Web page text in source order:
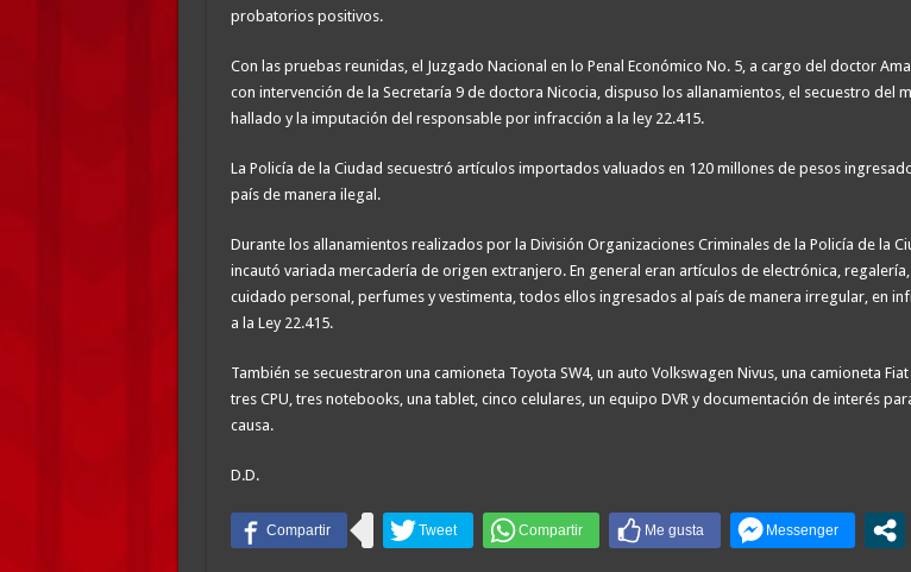
probatorios positivos.
Con las pruebas reunidas, el Juzgado Nacional en lo Penal Económico No. 5, a cargo del doctor
con intervención de la Secretaría 9 de doctora Nicocia, dispuso los allanamientos, el secuestro del
hallado y la imputación del responsable por infracción a la ley 22.415.
La Policía de la Ciudad secuestró artículos importados valuados en 120 millones de pesos
país de manera ilegal.
Durante los allanamientos realizados por la División Organizaciones Criminales de la Policía de la
incautó variada mercadería de origen extranjero. En general eran artículos de electrónica,
cuidado personal, perfumes y vestimenta, todos ellos ingresados al país de manera irregular, en
a la Ley 22.415.
También se secuestraron una camioneta Toyota SW4, un auto Volkswagen Nivus, una camioneta
tres CPU, tres notebooks, una tablet, cinco celulares, un equipo DVR y documentación de interés
causa.
D.D.